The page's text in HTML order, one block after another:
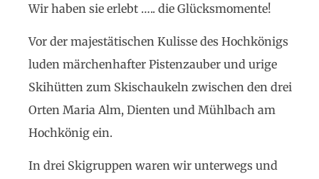
Wir haben sie erlebt ….. die Glücksmomente!
Vor der majestätischen Kulisse des Hochkönigs
luden märchenhafter Pistenzauber und urige
Skihütten zum Skischaukeln zwischen den drei
Orten Maria Alm, Dienten und Mühlbach am
Hochkönig ein.
In drei Skigruppen waren wir unterwegs und